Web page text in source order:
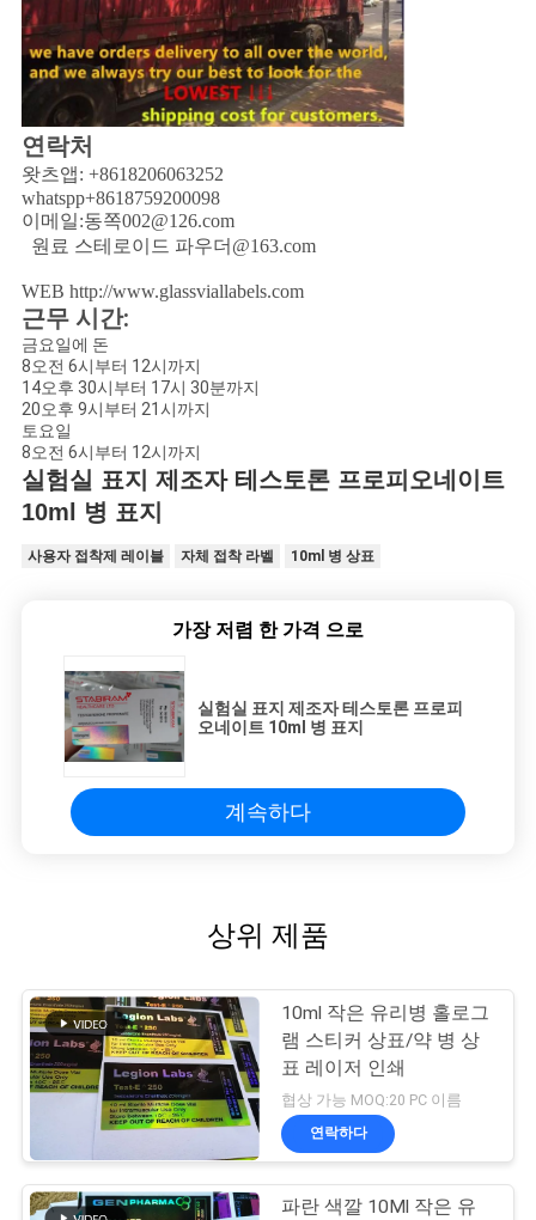
연락처
왓츠앱: +8618206063252
whatspp+8618759200098
이메일:동쪽002@126.com
원료 스테로이드 파우더@163.com
WEB http://www.glassviallabels.com
근무 시간:
금요일에 돈
8오전 6시부터 12시까지
14오후 30시부터 17시 30분까지
20오후 9시부터 21시까지
토요일
8오전 6시부터 12시까지
실험실 표지 제조자 테스토론 프로피오네이트
10ml 병 표지
사용자 접착제 레이블 자체 접착 라벨 10ml 병 상표
가장 저렴 한 가격 으로
실험실 표지 제조자 테스토론 프로피
오네이트 10ml 병 표지
계속하다
상위 제품
10ml 작은 유리병 홀로그
램 스티커 상표/약 병 상
표 레이저 인쇄
협상 가능 MOQ:20 PC 이름
연락하다
파란 색깔 10Ml 작은 유